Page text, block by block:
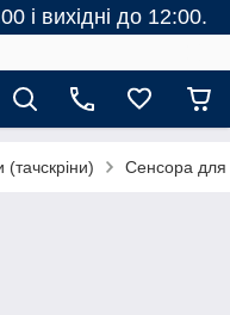
і вихідні до 12:00.
Сенсора для